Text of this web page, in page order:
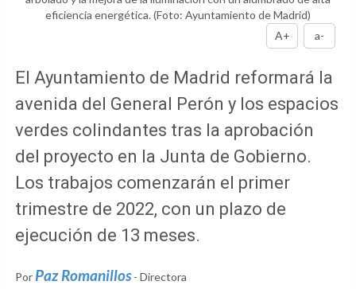
eficiencia energética.(Foto: Ayuntamiento de Madrid)
A+
a-
El Ayuntamiento de Madrid reformará la
avenida del General Perón y los espacios
verdes colindantes tras la aprobación
del proyecto en la Junta de Gobierno.
Los trabajos comenzarán el primer
trimestre de 2022, con un plazo de
ejecución de 13 meses.
Por Paz Romanillos - Directora